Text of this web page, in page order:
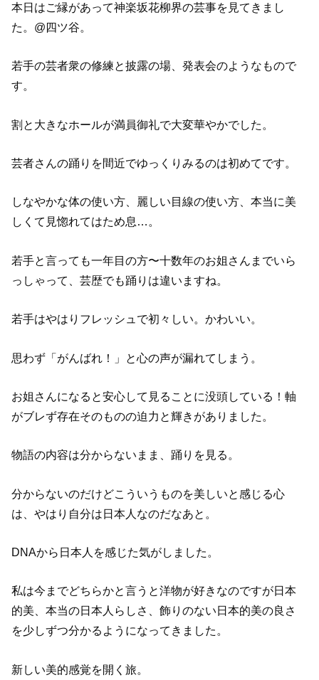
本日はご縁があって神楽坂花柳界の芸事を見てきまし
た。@四ツ谷。
若手の芸者衆の修練と披露の場、発表会のようなもので
す。
割と大きなホールが満員御礼で大変華やかでした。
芸者さんの踊りを間近でゆっくりみるのは初めてです。
しなやかな体の使い方、麗しい目線の使い方、本当に美
しくて見惚れてはため息…。
若手と言っても一年目の方〜十数年のお姐さんまでいら
っしゃって、芸歴でも踊りは違いますね。
若手はやはりフレッシュで初々しい。かわいい。
思わず「がんばれ！」と心の声が漏れてしまう。
お姐さんになると安心して見ることに没頭している！軸
がブレず存在そのものの迫力と輝きがありました。
物語の内容は分からないまま、踊りを見る。
分からないのだけどこういうものを美しいと感じる心
は、やはり自分は日本人なのだなあと。
DNAから日本人を感じた気がしました。
私は今までどちらかと言うと洋物が好きなのですが日本
的美、本当の日本人らしさ、飾りのない日本的美の良さ
を少しずつ分かるようになってきました。
新しい美的感覚を開く旅。